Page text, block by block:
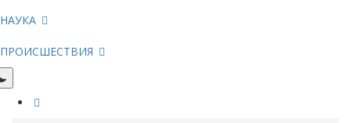
НАУКА
ПРОИСШЕСТВИЯ